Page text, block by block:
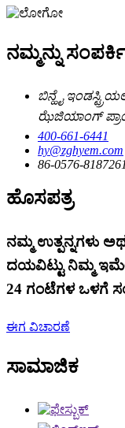
ನಮ್ಮನ್ನು
ಬಿನ್ಹೈ
ಝೆಜಿಯಾಂಗ್
400-661-6441
hy@zghyem.com
86-0576-
ಹೊಸಪತ್ರ
ನಮ್ಮ ಉತ್ಪನ್ನಗಳು
ದಯವಿಟ್ಟು ನಿಮ್ಮ
24 ಗಂಟೆಗಳ ಒಳಗೆ
ಈಗ ವಿಚಾರಣೆ
ಸಾಮಾಜಿಕ